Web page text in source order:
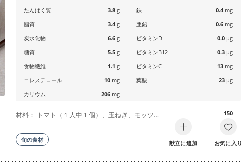
たんぱく質
3.8 g
脂質
3.4 g
炭水化物
6.6 g
糖質
5.5 g
食物繊維
1.1 g
コレステロール
10 mg
カリウム
206 mg
鉄
0.4 mg
亜鉛
0.6 mg
ビタミンD
0.0 µg
ビタミンB12
0.3 µg
ビタミンC
13 mg
葉酸
23 µg
材料： トマト（１人中１個）、玉ねぎ、モッツ…
旬の食材 献立に追加
150
お気に入り